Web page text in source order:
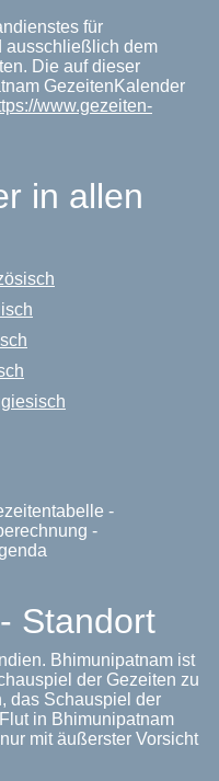
für
ausschließlich dem
Die auf dieser
GezeitenKalender
www.gezeiten-
in allen
-
-
Standort
Bhimunipatnam ist
der Gezeiten zu
das Schauspiel der
in Bhimunipatnam
mit äußerster Vorsicht